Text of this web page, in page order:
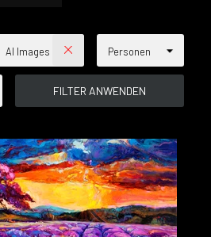
AI Images Personen